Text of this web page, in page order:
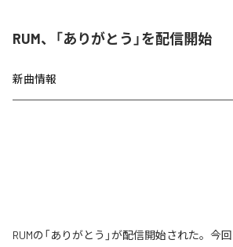
RUM、「ありがとう」を配信開始
新曲情報
RUMの「ありがとう」が配信開始された。今